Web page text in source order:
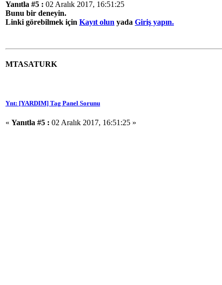
Yanıtla #5 : 02 Aralık 2017, 16:51:25
Bunu bir deneyin.
Linki görebilmek için Kayıt olun yada Giriş yapın.
MTASATURK
Ynt: [YARDIM] Tag Panel Sorunu
« Yanıtla #5 : 02 Aralık 2017, 16:51:25 »